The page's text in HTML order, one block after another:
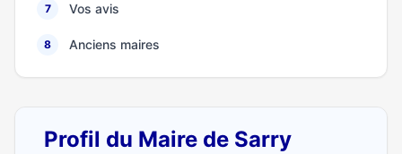
7 Vos avis
8 Anciens maires
Profil du Maire de Sarry